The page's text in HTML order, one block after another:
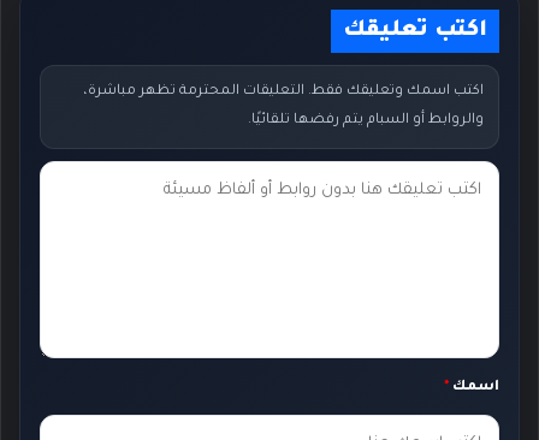
اكتب تعليقك
اكتب اسمك وتعليقك فقط. التعليقات المحترمة تظهر مباشرة،
والروابط أو السبام يتم رفضها تلقائيًا.
ت
ك
*اسمك *